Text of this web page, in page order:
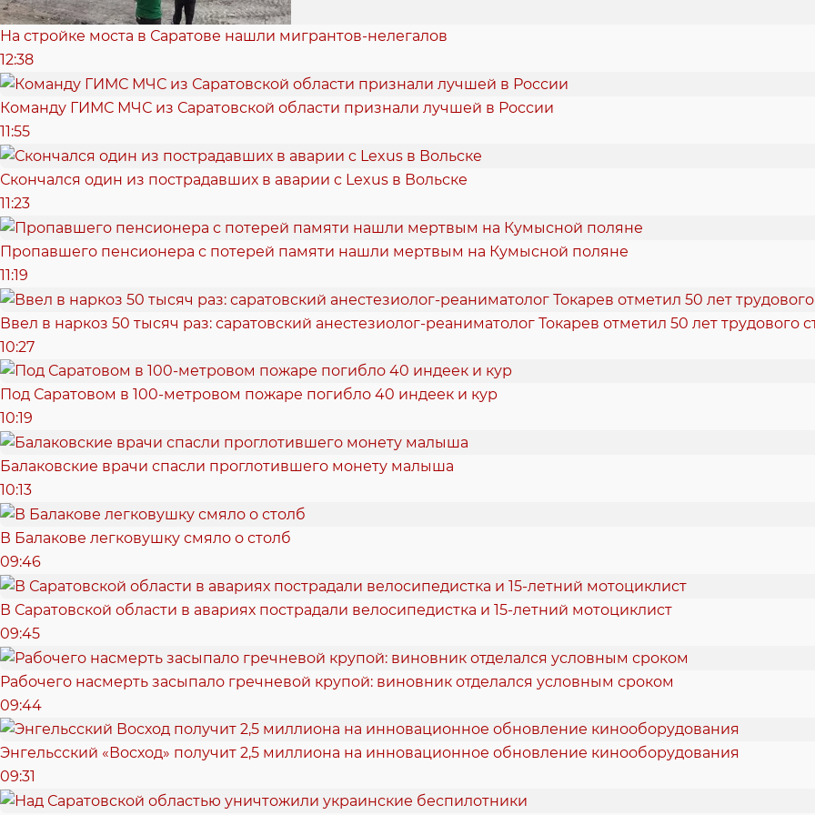
На стройке моста в Саратове нашли мигрантов-нелегалов
12:38
Команду ГИМС МЧС из Саратовской области признали лучшей в России
11:55
Скончался один из пострадавших в аварии c Lexus в Вольске
11:23
Пропавшего пенсионера с потерей памяти нашли мертвым на Кумысной поляне
11:19
Ввел в наркоз 50 тысяч раз: саратовский анестезиолог-реаниматолог Токарев отметил 50 лет трудового
10:27
Под Саратовом в 100-метровом пожаре погибло 40 индеек и кур
10:19
Балаковские врачи спасли проглотившего монету малыша
10:13
В Балакове легковушку смяло о столб
09:46
В Саратовской области в авариях пострадали велосипедистка и 15-летний мотоциклист
09:45
Рабочего насмерть засыпало гречневой крупой: виновник отделался условным сроком
09:44
Энгельсский «Восход» получит 2,5 миллиона на инновационное обновление кинооборудования
09:31